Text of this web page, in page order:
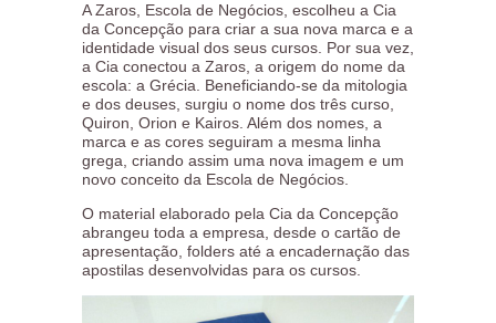
A Zaros, Escola de Negócios, escolheu a Cia
da Concepção para criar a sua nova marca e a
identidade visual dos seus cursos. Por sua vez,
a Cia conectou a Zaros, a origem do nome da
escola: a Grécia. Beneficiando-se da mitologia
e dos deuses, surgiu o nome dos três curso,
Quiron, Orion e Kairos. Além dos nomes, a
marca e as cores seguiram a mesma linha
grega, criando assim uma nova imagem e um
novo conceito da Escola de Negócios.
O material elaborado pela Cia da Concepção
abrangeu toda a empresa, desde o cartão de
apresentação, folders até a encadernação das
apostilas desenvolvidas para os cursos.